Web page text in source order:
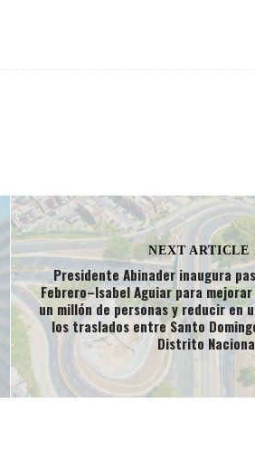
NEXT ARTICLE
Presidente Abinader inaugura
Febrero–Isabel Aguiar para
un millón de personas y reducir en
los traslados entre Santo
Distrito